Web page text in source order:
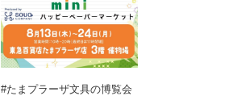
#たまプラーザ文具の博覧会